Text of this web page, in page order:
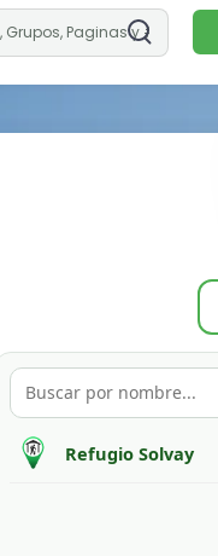
Refugio Solvay